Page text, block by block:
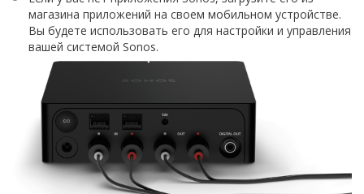
магазина приложений на своем мобильном устройстве.
Вы будете использовать его для настройки и управления
вашей системой Sonos.